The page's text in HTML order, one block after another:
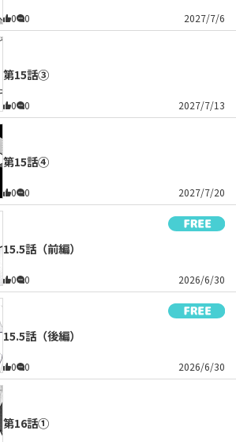
0 0 2027/7/6
第15話③
0 0 2027/7/13
第15話④
0 0 2027/7/20
15.5話（前編）
0 0 2026/6/30
15.5話（後編）
0 0 2026/6/30
第16話①